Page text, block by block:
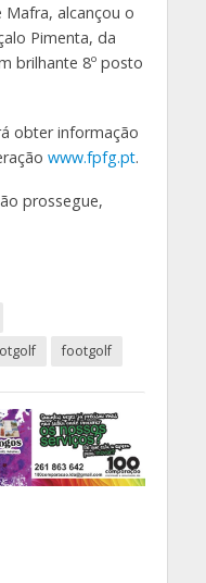
alcançou o
Pimenta, da
brilhante 8º posto
obter informação
www.fpfg.pt.
prossegue,
footgolf